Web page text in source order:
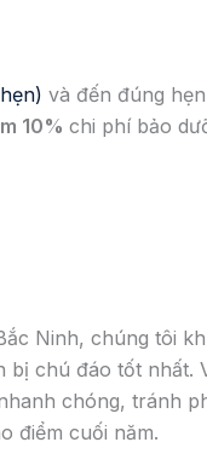
và đến đúng
10% chi phí bảo
Ninh, chúng tôi
chú đáo tốt nhất.
chóng, tránh
điểm cuối năm.